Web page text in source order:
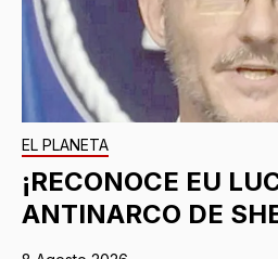
EL PLANETA
¡RECONOCE EU
ANTINARCO DE